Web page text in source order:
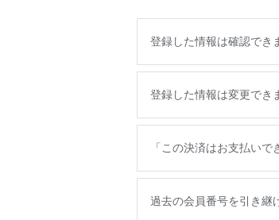
登録した情報は確認でき
登録した情報は変更でき
「この決済はお支払い
過去の会員番号を引き継